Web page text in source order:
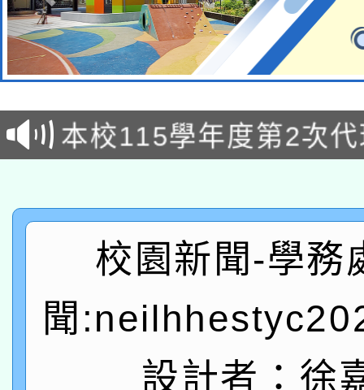
本校115學年度第1次
第3次招考甄選結果公
本校115學年度第2次
次招考甄選結果公告(
有關原住民族委員會
公告之原住民族歲時祭
一案。
兒童少年暑期犯罪預防
答一案
有關本府115年70歲以
心」，鼓勵退休同仁踴
本校115學年度第2次
招甄選結果公告(無人
適應運動共學行動站研
本館辦理115年度閱讀
校園新聞-學務
聞
設計者：徐